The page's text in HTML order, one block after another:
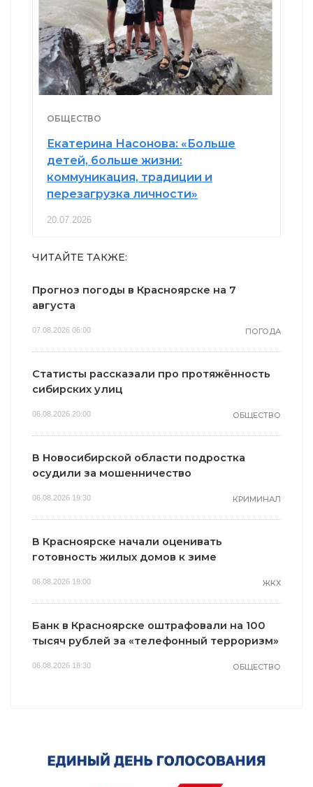
ОБЩЕСТВО
Екатерина Насонова: «Больше
детей, больше жизни:
коммуникация, традиции и
перезагрузка личности»
20.07.2026
ЧИТАЙТЕ ТАКЖЕ:
Прогноз погоды в Красноярске на 7
августа
07.08.2026 06:00 ПОГОДА
Статисты рассказали про протяжённость
сибирских улиц
06.08.2026 20:00 ОБЩЕСТВО
В Новосибирской области подростка
осудили за мошенничество
06.08.2026 19:30 КРИМИНАЛ
В Красноярске начали оценивать
готовность жилых домов к зиме
06.08.2026 19:00 ЖКХ
Банк в Красноярске оштрафовали на 100
тысяч рублей за «телефонный терроризм»
06.08.2026 18:30 ОБЩЕСТВО